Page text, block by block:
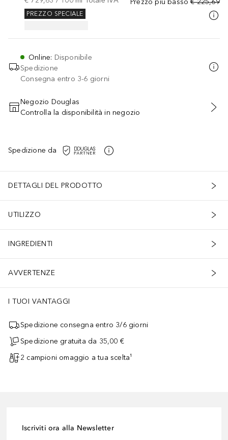
Prezzo più basso € 225,69
PREZZO SPECIALE
Online: Disponibile
Spedizione
Consegna entro 3-6 giorni
AGGIUNGI AL CARRELLO
Negozio Douglas
Controlla la disponibilità in negozio
Spedizione da
DETTAGLI DEL PRODOTTO
UTILIZZO
INGREDIENTI
AVVERTENZE
I TUOI VANTAGGI
Spedizione consegna entro 3/6 giorni
Spedizione gratuita da 35,00 €
2 campioni omaggio a tua scelta¹
Iscriviti ora alla Newsletter